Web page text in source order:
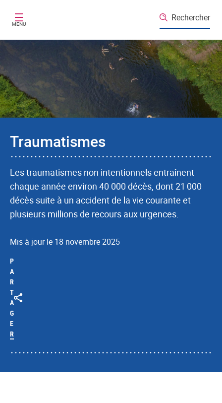
MENU
Rechercher
Traumatismes
Les traumatismes non intentionnels entraînent
chaque année environ 40 000 décès, dont 21 000
décès suite à un accident de la vie courante et
plusieurs millions de recours aux urgences.
Mis à jour le 18 novembre 2025
P
A
R
T
A
G
E
R